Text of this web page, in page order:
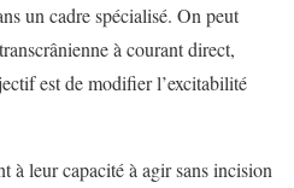
un cadre spécialisé. On peut
à courant direct,
est de modifier l’excitabilité
à leur capacité à agir sans incision